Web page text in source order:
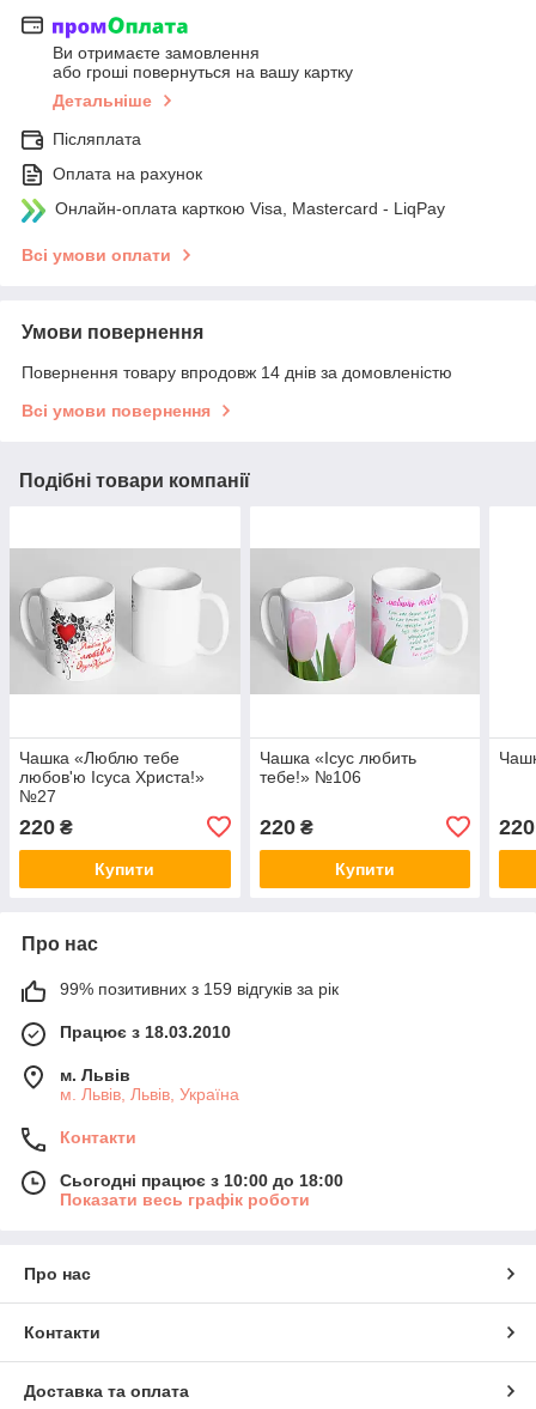
Ви отримаєте замовлення
або гроші повернуться на вашу картку
Детальніше
Післяплата
Оплата на рахунок
Онлайн-оплата карткою Visa, Mastercard - LiqPay
Всі умови оплати
Умови повернення
Повернення товару впродовж 14 днів за домовленістю
Всі умови повернення
Подібні товари компанії
Чашка «Люблю тебе
любов'ю Ісуса Христа!»
№27
220 ₴
Купити
Чашка «Ісус любить
тебе!» №106
220₴
Купити
220
Про нас
99% позитивних з 159 відгуків за рік
Працює з 18.03.2010
м. Львів
м. Львів, Львів, Україна
Контакти
Сьогодні працює з 10:00 до 18:00
Показати весь графік роботи
Про нас
Контакти
Доставка та оплата